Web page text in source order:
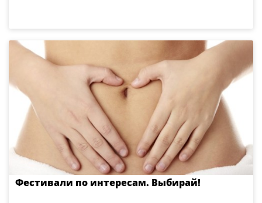
Фестивали по интересам. Выбирай!